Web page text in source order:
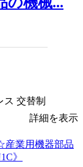
交替制
詳細を表示